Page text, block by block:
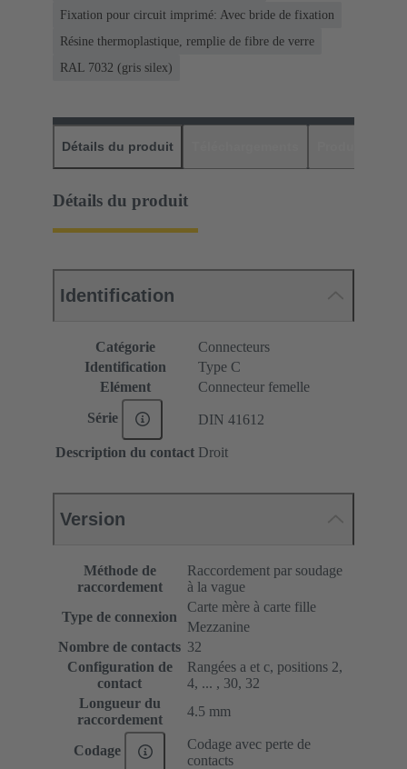
Fixation pour circuit imprimé: Avec bride de fixation
Résine thermoplastique, remplie de fibre de verre
RAL 7032 (gris silex)
Détails du produit
Détails du produit
Identification
Catégorie
Connecteurs
Identification
Type C
Elément
Connecteur femelle
Série DIN 41612
Description du contact Droit
Version
Méthode de
raccordement
Raccordement par soudage
à la vague
Type de connexion
Carte mère à carte fille
Mezzanine
Nombre de contacts 32
Configuration de
contact
Rangées a et c, positions 2,
4, ... , 30, 32
Longueur du
raccordement
4.5 mm
Codage
Codage avec perte de
contacts